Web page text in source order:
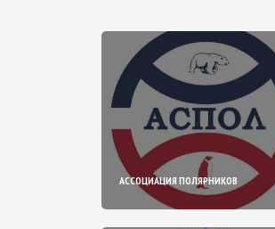
АССОЦИАЦИЯ ПОЛЯРНИКОВ